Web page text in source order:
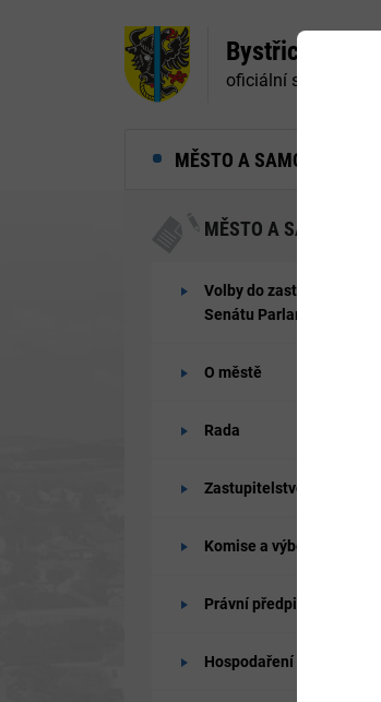
MĚSTO A SAMOSPRÁVA
Bystřice nad
oficiální stránky
MĚSTO A
Volby do zastupitelstev
Senátu Parlamentu ČR
O městě
Rada
Zastupitelstvo
Komise a výbory
Právní předpisy
Hospodaření města